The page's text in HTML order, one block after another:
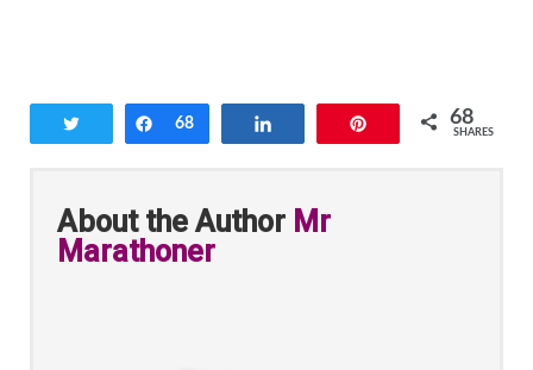
Tweet Share
68 68
SHARES
About the Author Mr
Marathoner